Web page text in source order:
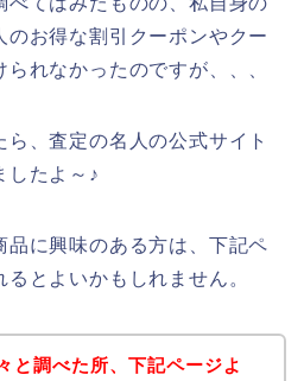
お得な割引クーポンやクー
れなかったのですが、、、
、査定の名人の公式サイト
したよ～♪
品に興味のある方は、下記ペ
とよいかもしれません。
と調べた所、下記ページよ